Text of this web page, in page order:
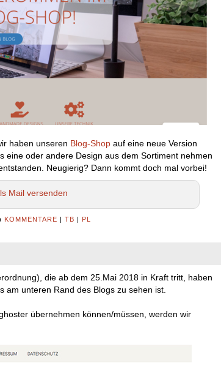
haben unseren Blog-Shop auf eine neue Version
oder andere Design aus dem Sortiment nehmen
Neugierig? Dann kommt doch mal vorbei!
Mail versenden
KOMMENTARE | TB | PL
die ab dem 25.Mai 2018 in Kraft tritt, haben
am unteren Rand des Blogs zu sehen ist.
übernehmen können/müssen, werden wir